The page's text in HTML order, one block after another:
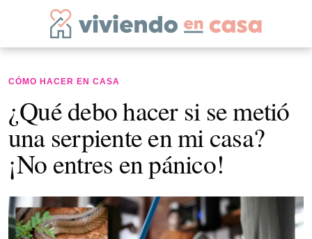
CÓMO HACER EN CASA
¿Qué debo hacer si se metió
una serpiente en mi casa?
¡No entres en pánico!